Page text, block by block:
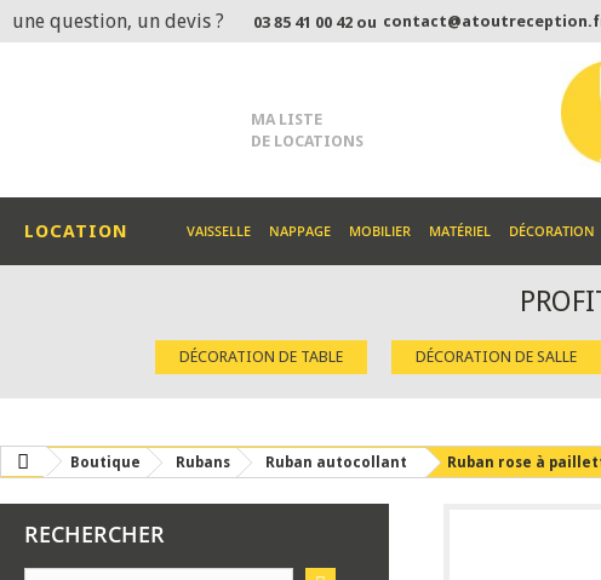
une question, un devis ? 03 85 41 00 42 ou
MA LISTE
DE LOCATIONS
LOCATION VAISSELLE NAPPAGE MOBILIER MATÉRIEL DÉCORATION
DÉCORATION DE TABLE DÉCORATION DE SALLE
Boutique Rubans Ruban autocollant Ruban rose à
RECHERCHER